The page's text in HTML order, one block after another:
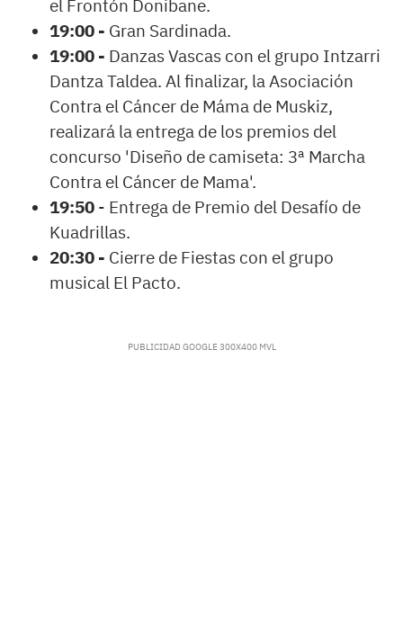
el Frontón Donibane.
19:00 - Gran Sardinada.
19:00 - Danzas Vascas con el grupo Intzarri
Dantza Taldea. Al finalizar, la Asociación
Contra el Cáncer de Máma de Muskiz,
realizará la entrega de los premios del
concurso 'Diseño de camiseta: 3ª Marcha
Contra el Cáncer de Mama'.
19:50 - Entrega de Premio del Desafío de
Kuadrillas.
20:30 - Cierre de Fiestas con el grupo
musical El Pacto.